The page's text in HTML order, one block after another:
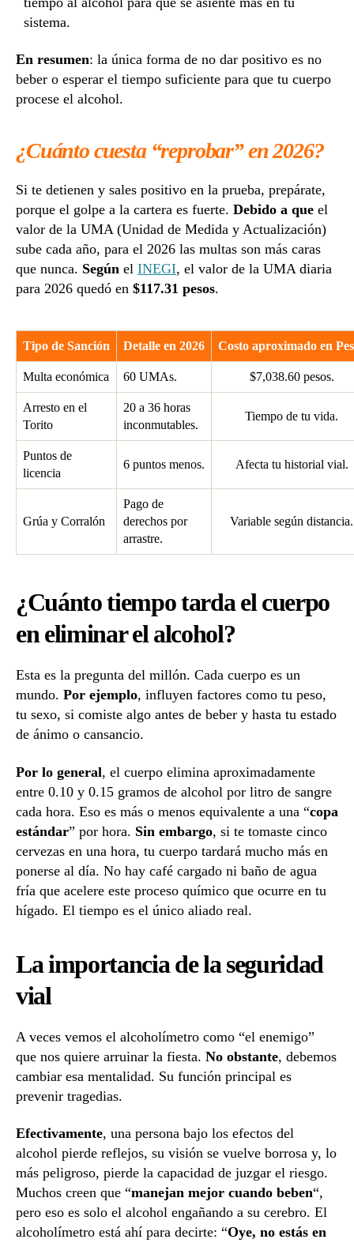
sistema.
En resumen: la única forma de no dar positivo es no
beber o esperar el tiempo suficiente para que tu cuerpo
procese el alcohol.
¿Cuánto cuesta “reprobar” en 2026?
Si te detienen y sales positivo en la prueba, prepárate,
porque el golpe a la cartera es fuerte. Debido a que el
valor de la UMA (Unidad de Medida y Actualización)
sube cada año, para el 2026 las multas son más caras
que nunca. Según el INEGI, el valor de la UMA diaria
para 2026 quedó en $117.31 pesos.
Tipo de Sanción Detalle en 2026 Costo aproximado en
Multa económica 60 UMAs. $7,038.60 pesos.
Arresto en el
Torito
20 a 36 horas
inconmutables.
Tiempo de tu vida.
Puntos de
licencia
6 puntos menos. Afecta tu historial vial.
Grúa y Corralón
Pago de
derechos por
arrastre.
Variable según distancia.
¿Cuánto tiempo tarda el cuerpo
en eliminar el alcohol?
Esta es la pregunta del millón. Cada cuerpo es un
mundo. Por ejemplo, influyen factores como tu peso,
tu sexo, si comiste algo antes de beber y hasta tu estado
de ánimo o cansancio.
Por lo general, el cuerpo elimina aproximadamente
entre 0.10 y 0.15 gramos de alcohol por litro de sangre
cada hora. Eso es más o menos equivalente a una “copa
estándar” por hora. Sin embargo, si te tomaste cinco
cervezas en una hora, tu cuerpo tardará mucho más en
ponerse al día. No hay café cargado ni baño de agua
fría que acelere este proceso químico que ocurre en tu
hígado. El tiempo es el único aliado real.
La importancia de la seguridad
vial
A veces vemos el alcoholímetro como “el enemigo”
que nos quiere arruinar la fiesta. No obstante, debemos
cambiar esa mentalidad. Su función principal es
prevenir tragedias.
Efectivamente, una persona bajo los efectos del
alcohol pierde reflejos, su visión se vuelve borrosa y, lo
más peligroso, pierde la capacidad de juzgar el riesgo.
Muchos creen que “manejan mejor cuando beben“,
pero eso es solo el alcohol engañando a su cerebro. El
alcoholímetro está ahí para decirte: “Oye, no estás en